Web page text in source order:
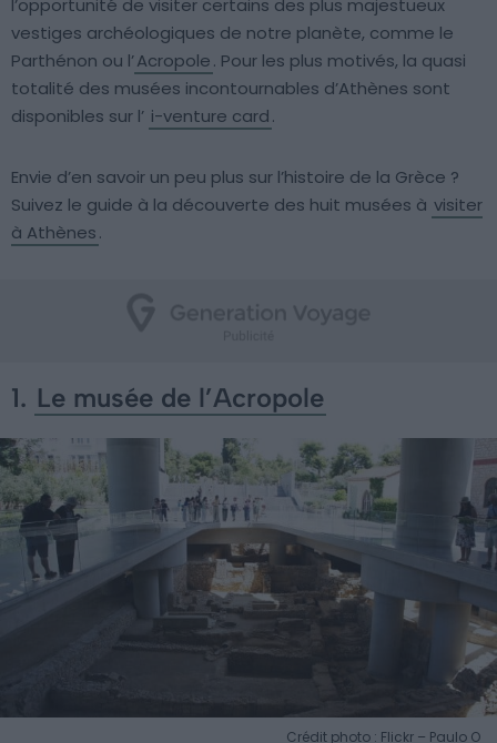
l’opportunité de visiter certains des plus majestueux
vestiges archéologiques de notre planète, comme le
Parthénon ou l’Acropole. Pour les plus motivés, la quasi
totalité des musées incontournables d’Athènes sont
disponibles sur l’ i-venture card.
Envie d’en savoir un peu plus sur l’histoire de la Grèce ?
Suivez le guide à la découverte des huit musées à visiter
à Athènes.
1. Le musée de l’Acropole
Crédit photo : Flickr – Paulo O